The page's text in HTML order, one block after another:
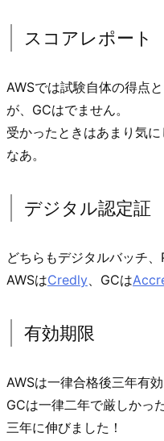
スコアレポート
AWSでは試験自体の得点
が、GCはでません。
受かったときはあまり気
なあ。
デジタル認定証
どちらもデジタルバッチ、
AWSはCredly、GCは
有効期限
AWSは一律合格後三年有
GCは一律二年で厳しか
三年に伸びました！